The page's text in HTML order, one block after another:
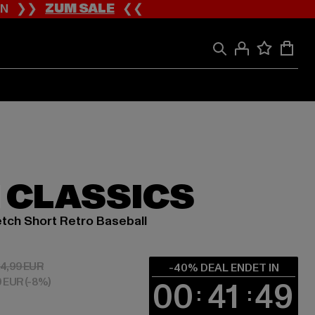
❯❯ZUM SALE❮❮
Short Retro Baseball
EUR
EURAktionspreis: 24,99 EUR
(-8%)
-40% DEAL ENDET IN
00 41 48